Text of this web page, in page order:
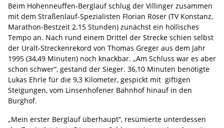
Beim Hohenneuffen-Berglauf schlug der Villinger zusammen
mit dem Straßenlauf-Spezialisten Florian Röser (TV Konstanz,
Marathon-Bestzeit 2.15 Stunden) zunächst ein höllisches
Tempo an. Nach rund einem Drittel der Strecke schien selbst
der Uralt-Streckenrekord von Thomas Greger aus dem Jahr
1995 (34,49 Minuten) noch knackbar. „Am Schluss war es aber
schon schwer“, gestand der Sieger. 36,10 Minuten benötigte
Lukas Ehrle für die 9,3 Kilometer, gespickt mit giftigen
Steigungen, vom Linsenhofener Bahnhof hinauf in den
Burghof.
„Mein erster Berglauf überhaupt“, resümierte unterdessen